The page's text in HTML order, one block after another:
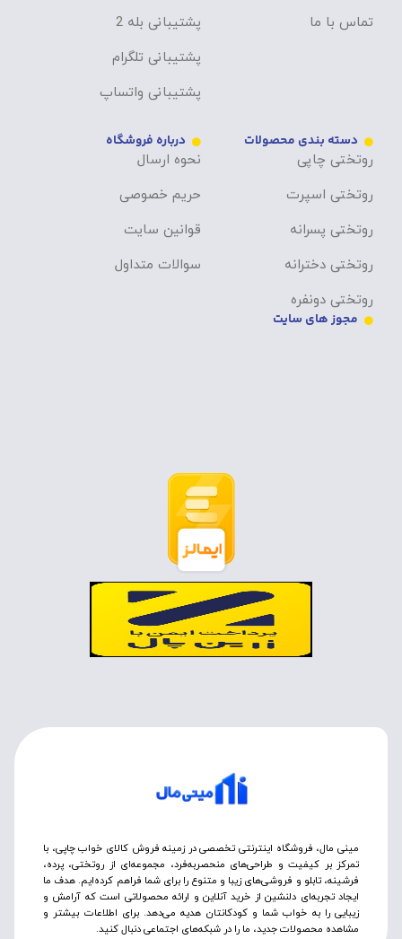
تماس با ما
پشتیبانی بله 2
پشتیبانی تلگرام
پشتیبانی واتساپ
دسته بندی محصولات
روتختی چاپی
روتختی اسپرت
روتختی پسرانه
روتختی دخترانه
روتختی دونفره
درباره فروشگاه
نحوه ارسال
حریم خصوصی
قوانین سایت
سوالات متداول
مجوز های سایت
مینی مال، فروشگاه اینترنتی تخصصی در زمینه فروش کالای خواب چاپی، با
تمرکز بر کیفیت و طراحی‌های منحصربه‌فرد، مجموعه‌ای از روتختی‌، پرده،
فرشینه، تابلو و فروشی‌های زیبا و متنوع را برای شما فراهم کرده‌ایم. هدف ما
ایجاد تجربه‌ای دلنشین از خرید آنلاین و ارائه محصولاتی است که آرامش و
زیبایی را به خواب شما و کودکانتان هدیه می‌دهد. برای اطلاعات بیشتر و
مشاهده محصولات جدید، ما را در شبکه‌های اجتماعی دنبال کنید.